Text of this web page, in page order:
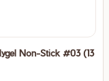
Non-Stick #03 (13